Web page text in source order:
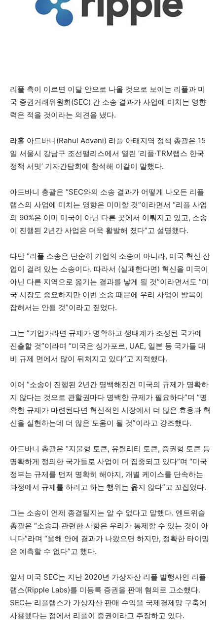
리플 측이 이르면 이달 안으로 나올 것으로 보이는 리플과 미
국 증권거래위원회(SEC) 간 소송 결과가 사업에 미치는 영향
력은 적을 것이라는 의견을 냈다.
라훌 아드바니(Rahul Advani) 리플 아태지역 정책 총괄은 15
일 서울시 강남구 조선팰리스에서 열린 ‘리플·TRM랩스 한국
정책 서밋’ 기자간담회에 참석해 이같이 말했다.
아드바니 총괄은 “SEC와의 소송 결과가 어떻게 나오든 리플
랩스의 사업에 미치는 영향은 미미할 것”이라면서 “리플 사업
의 90%은 이미 미국이 아닌 다른 곳에서 이뤄지고 있고, 소송
이 진행된 2년간 사업은 더욱 활발해 졌다”고 설명했다.
다만 “리플 소송은 단순히 기업의 소송이 아니라, 미국 혁신 산
업이 걸려 있는 소송이다. 따라서 (실패한다면) 혁신을 미국이
아닌 다른 지역으로 옮기는 결과를 낳게 될 것”이라면서도 “미
국 시장도 중요하지만 이번 소송 때문에 우리 사업이 발목이
잡혀서는 안될 것”이라고 짚었다.
그는 “기업가라면 규제가 명확하고 생태계가 조성된 국가에
진출할 것”이라며 “미국은 싱가포르, UAE, 일본 등 국가들 대
비 규제 면에서 많이 뒤처지고 있다”고 지적했다.
이어 “소송이 진행된 2년간 명백해진건 미국의 규제가 명확하
지 않다는 것으로 관할권마다 명백한 규제가 필요하다”며 “명
확한 규제가 마련된다면 혁신적인 시장에서 더 많은 효용과 혁
신을 실현하는데 더 많은 도움이 될 것”이라고 강조했다.
아드바니 총괄은 “지불형 토큰, 유틸리티 토큰, 증권형 토큰 등
명확하게 정의한 국가들로 사업이 더 집중되고 있다”며 “미국
정부는 규제를 먼저 명확히 해야지, 개별 케이스를 단속하는
과정에서 규제를 하려고 하는 행위는 옳지 않다”고 꼬집었다.
그는 소송이 언제 종결될지는 알 수 없다고 말했다. 엔트위슬
총괄은 “소송과 관련한 사항은 우리가 통제할 수 있는 것이 아
니다”라며 “올해 안에 결과가 나왔으면 하지만, 정확한 타이밍
은 예측할 수 없다”고 했다.
앞서 미국 SEC는 지난 2020년 가상자산 리플 발행사인 리플
랩스(Ripple Labs)를 미등록 증권을 판매 혐의로 고소했다.
SEC는 리플랩스가 가상자산 판매 수익을 국제결제망 구축에
사용했다는 점에서 리플이 증권이라고 주장하고 있다.